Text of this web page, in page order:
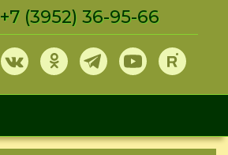
+7 (3952) 36-95-66